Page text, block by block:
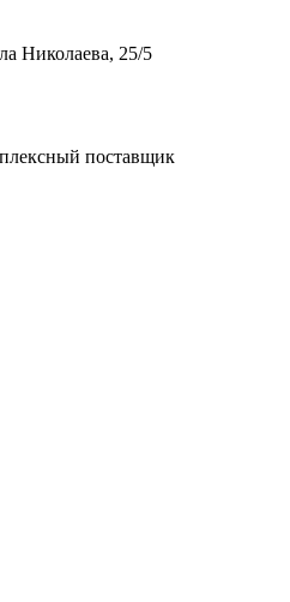
Николаева, 25/5
поставщик